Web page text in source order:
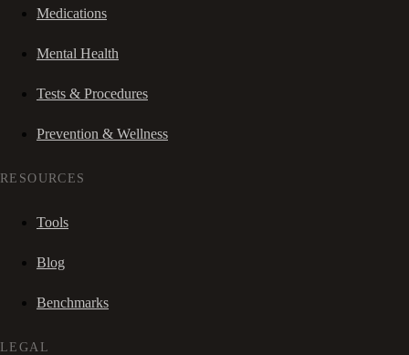
Medications
Mental Health
Tests & Procedures
Prevention & Wellness
RESOURCES
Tools
Blog
Benchmarks
LEGAL